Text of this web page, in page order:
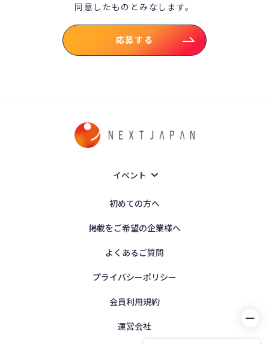
同意したものとみなします。
応募する
イベント
初めての方へ
掲載をご希望の企業様へ
よくあるご質問
プライバシーポリシー
会員利用規約
運営会社